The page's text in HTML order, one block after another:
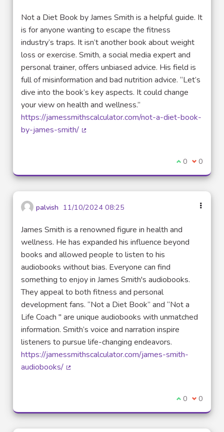
Not a Diet Book by James Smith is a helpful guide. It
is for anyone wanting to escape the fitness
industry’s traps. It isn’t another book about weight
loss or exercise. Smith, a social media expert and
personal trainer, offers unbiased advice. His field is
full of misinformation and bad nutrition advice. “Let’s
dive into the book’s key aspects. It could change
your view on health and wellness.”
https://jamessmithscalculator.com/not-a-diet-book-
by-james-smith/
Je suis
0 Je ne
0
palvish 11/10/2024 08:25
James Smith is a renowned figure in health and
wellness. He has expanded his influence beyond
books and allowed people to listen to his
audiobooks without bias. Everyone can find
something to enjoy in James Smith's audiobooks.
They appeal to both fitness and personal
development fans. “Not a Diet Book” and “Not a
Life Coach " are unique audiobooks with unmatched
information. Smith’s voice and narration inspire
listeners to pursue life-changing endeavors.
https://jamessmithscalculator.com/james-smith-
audiobooks/
Je suis
0 Je ne
0